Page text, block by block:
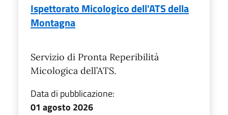
Ispettorato Micologico dell'ATS della
Montagna
Servizio di Pronta Reperibilità
Micologica dell’ATS.
Data di pubblicazione:
01 agosto 2026